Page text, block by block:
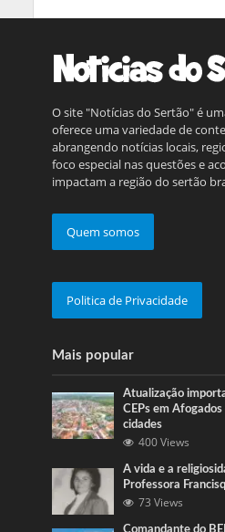
O site "Notícias do Sertão" é
oferece uma variedade de
abrangendo notícias locais,
foco especial nas questões e
impactam a região do sertão
Quem somos
Politica de Privacidade
Mais popular
Atualização
CEPs em
cidades
400 Views
A vida e a
Professora
73 Views
Comandante do